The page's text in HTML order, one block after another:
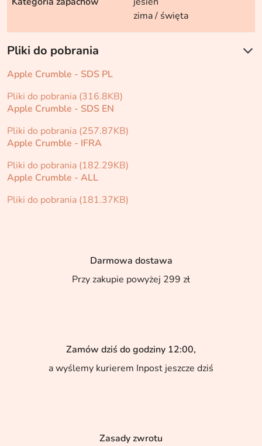
zima / święta
Pliki do pobrania
Apple Crumble - SDS PL
Pliki do pobrania (316.8KB)
Apple Crumble - SDS EN
Pliki do pobrania (257.87KB)
Apple Crumble - IFRA
Pliki do pobrania (182.29KB)
Apple Crumble - ALL
Pliki do pobrania (181.37KB)
Darmowa dostawa
Przy zakupie powyżej 299 zł
Zamów dziś do godziny 12:00,
a wyślemy kurierem Inpost jeszcze dziś
Zasady zwrotu